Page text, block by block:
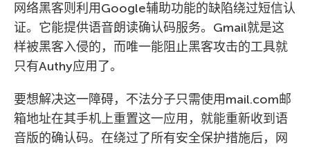
网络黑客则利用Google辅助功能的缺陷绕过短信认
证。它能提供语音朗读确认码服务。Gmail就是这
样被黑客入侵的，而唯一能阻止黑客攻击的工具就
只有Authy应用了。
要想解决这一障碍，不法分子只需使用mail.com邮
箱地址在其手机上重置这一应用，就能重新收到语
音版的确认码。在绕过了所有安全保护措施后，网